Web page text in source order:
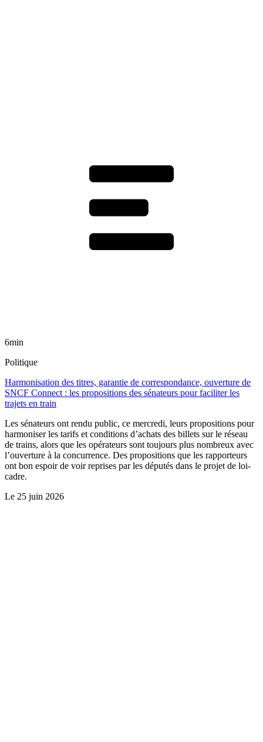
6min
Politique
Harmonisation des titres, garantie de correspondance, ouverture de
SNCF Connect : les propositions des sénateurs pour faciliter les
trajets en train
Les sénateurs ont rendu public, ce mercredi, leurs propositions pour
harmoniser les tarifs et conditions d’achats des billets sur le réseau
de trains, alors que les opérateurs sont toujours plus nombreux avec
l’ouverture à la concurrence. Des propositions que les rapporteurs
ont bon espoir de voir reprises par les députés dans le projet de loi-
cadre.
Le 25 juin 2026